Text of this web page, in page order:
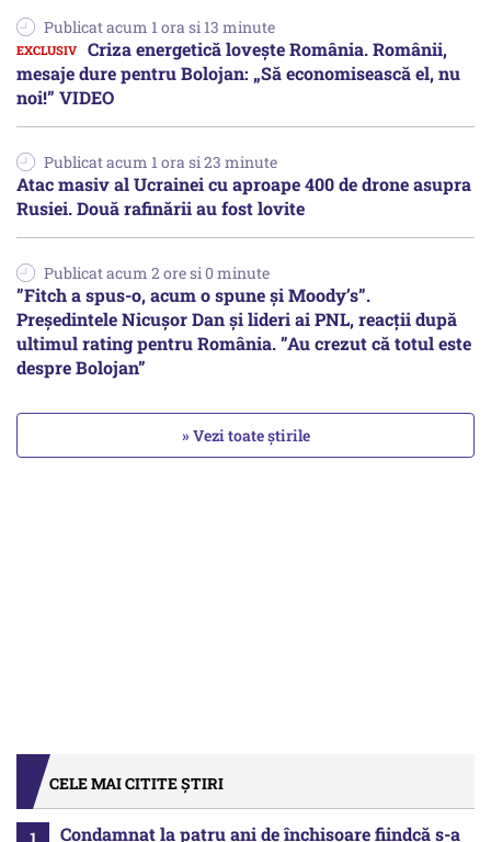
Publicat acum 1 ora si 13 minute
Criza energetică lovește România. Românii,
mesaje dure pentru Bolojan: „Să economisească el, nu
noi!” VIDEO
Publicat acum 1 ora si 23 minute
Atac masiv al Ucrainei cu aproape 400 de drone asupra
Rusiei. Două rafinării au fost lovite
Publicat acum 2 ore si 0 minute
”Fitch a spus-o, acum o spune și Moody’s”.
Președintele Nicușor Dan și lideri ai PNL, reacții după
ultimul rating pentru România. ”Au crezut că totul este
despre Bolojan”
» Vezi toate știrile
CELE MAI CITITE ȘTIRI
Condamnat la patru ani de închisoare fiindcă s-a